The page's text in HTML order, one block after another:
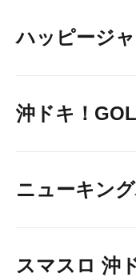
ハッピージ
沖ドキ！
ニューキン
スマスロ 沖